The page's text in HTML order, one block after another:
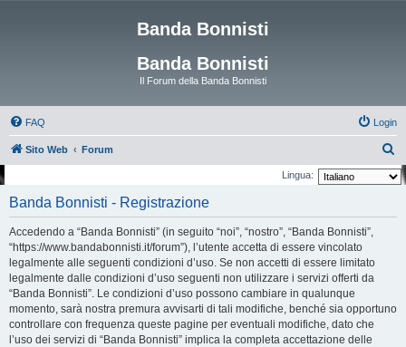
Banda Bonnisti
Banda Bonnisti
Il Forum della Banda Bonnisti
FAQ Login
Sito Web Forum
e
Lingua:
Banda Bonnisti - Registrazione
Accedendo a “Banda Bonnisti” (in seguito “noi”, “nostro”, “Banda Bonnisti”,
“https://www.bandabonnisti.it/forum”), l’utente accetta di essere vincolato
legalmente alle seguenti condizioni d’uso. Se non accetti di essere limitato
legalmente dalle condizioni d’uso seguenti non utilizzare i servizi offerti da
“Banda Bonnisti”. Le condizioni d’uso possono cambiare in qualunque
momento, sarà nostra premura avvisarti di tali modifiche, benché sia opportuno
controllare con frequenza queste pagine per eventuali modifiche, dato che
l’uso dei servizi di “Banda Bonnisti” implica la completa accettazione delle